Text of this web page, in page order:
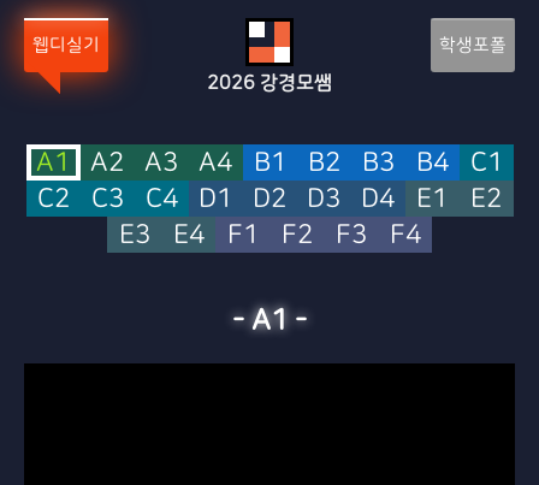
웹디실기 학생포폴
2026 강경모쌤
A1 A2 A3 A4 B1 B2 B3 B4
C1
C2
C3 C4 D1 D2 D3 D4 E1
E2
E3
E4 F1 F2 F3 F4
-A1 -